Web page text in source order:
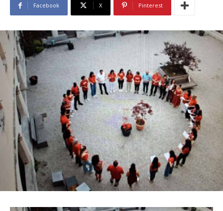
Facebook X Pinterest